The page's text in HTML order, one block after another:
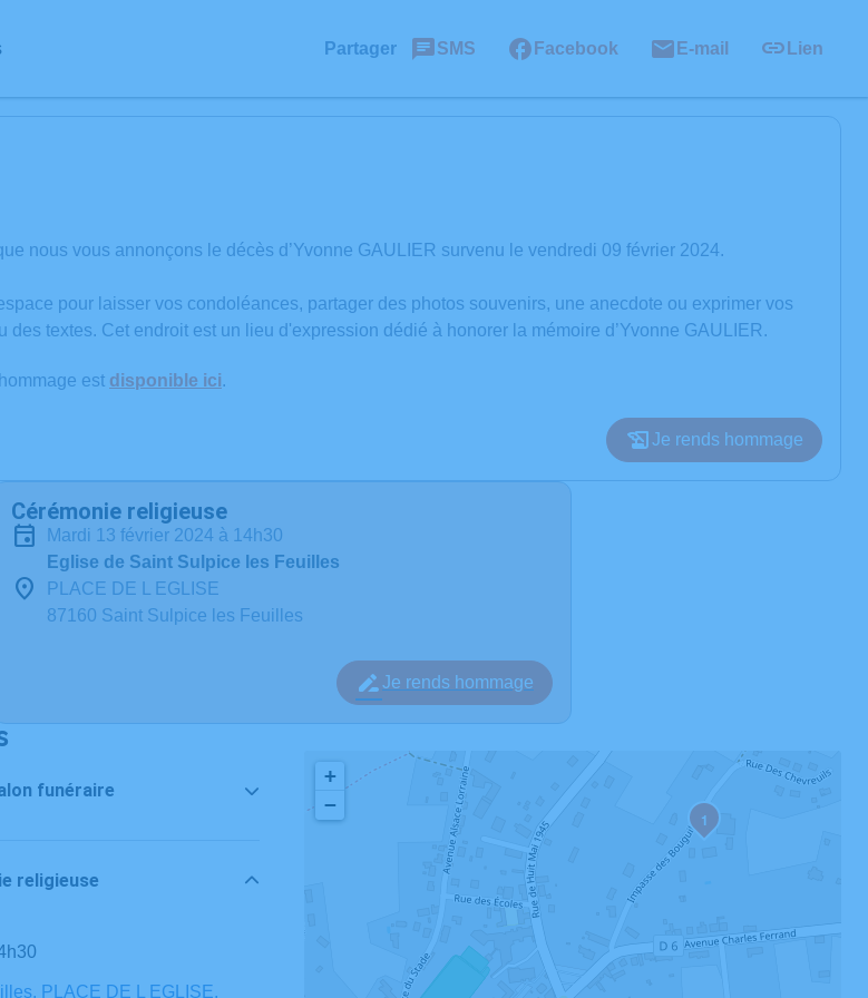
Partager SMS Facebook E-mail Lien
nous vous annonçons le décès d’Yvonne GAULIER survenu le vendredi 09 février 2024.
pour laisser vos condoléances, partager des photos souvenirs, une anecdote ou exprimer vos
des textes. Cet endroit est un lieu d'expression dédié à honorer la mémoire d’Yvonne GAULIER.
est disponible ici.
Je rends hommage
Cérémonie religieuse
mardi 13 février 2024 à 14h30
Eglise de Saint Sulpice les Feuilles
PLACE DE L EGLISE
87160 Saint Sulpice les Feuilles
Je rends hommage
funéraire
religieuse
PLACE DE L EGLISE,
1
+
−